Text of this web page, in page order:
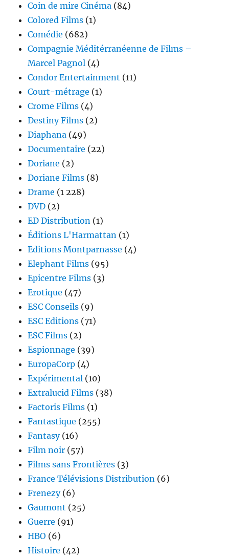
Coin de mire Cinéma (84)
Colored Films (1)
Comédie (682)
Compagnie Méditérranéenne de Films –
Marcel Pagnol (4)
Condor Entertainment (11)
Court-métrage (1)
Crome Films (4)
Destiny Films (2)
Diaphana (49)
Documentaire (22)
Doriane (2)
Doriane Films (8)
Drame (1 228)
DVD (2)
ED Distribution (1)
Éditions L'Harmattan (1)
Editions Montparnasse (4)
Elephant Films (95)
Epicentre Films (3)
Erotique (47)
ESC Conseils (9)
ESC Editions (71)
ESC Films (2)
Espionnage (39)
EuropaCorp (4)
Expérimental (10)
Extralucid Films (38)
Factoris Films (1)
Fantastique (255)
Fantasy(16)
Film noir (57)
Films sans Frontières (3)
France Télévisions Distribution (6)
Frenezy(6)
Gaumont (25)
Guerre (91)
HBO (6)
Histoire (42)